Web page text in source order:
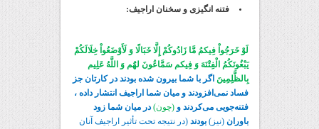
فتنه انگیزی و سخنان اراجیف:
لَوْ خَرَجُواْ فِیکمُ مَّا زَادُوکُمْ إِلَّا خَبَالًا وَ لَأَوْضَعُواْ خِلَالَکُمْ
یَبْغُونَکُمُ الْفِتْنَهَ وَ فِیکم سَمَّاعُونَ لهَُم وَ اللَّهُ عَلِیم
بِالظَّلِمِینَاگر با شما بیرون شده بودند در کارتان جز
فساد نمی‌افزودند و میان شما اراجیف انتشار داده ،
فتنه‌جویی می‌کردند و(چون)در میان شما زود
باوران(نیز) بودند(در نتیجه تحت تأثیر اراجیف آنان